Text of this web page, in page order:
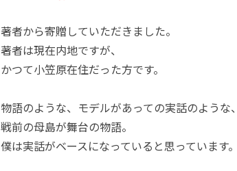
著者から寄贈していただきました。
著者は現在内地ですが、
かつて小笠原在住だった方です。
物語のような、モデルがあっての実話のような、
戦前の母島が舞台の物語。
僕は実話がベースになっていると思っています。